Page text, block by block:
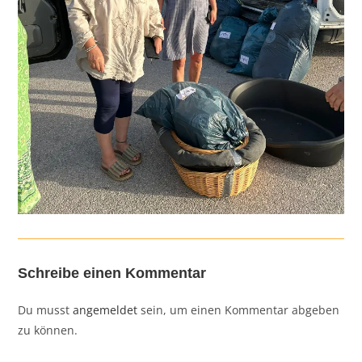
Schreibe einen Kommentar
Du musstangemeldet sein, um einen Kommentar abgeben
zu können.